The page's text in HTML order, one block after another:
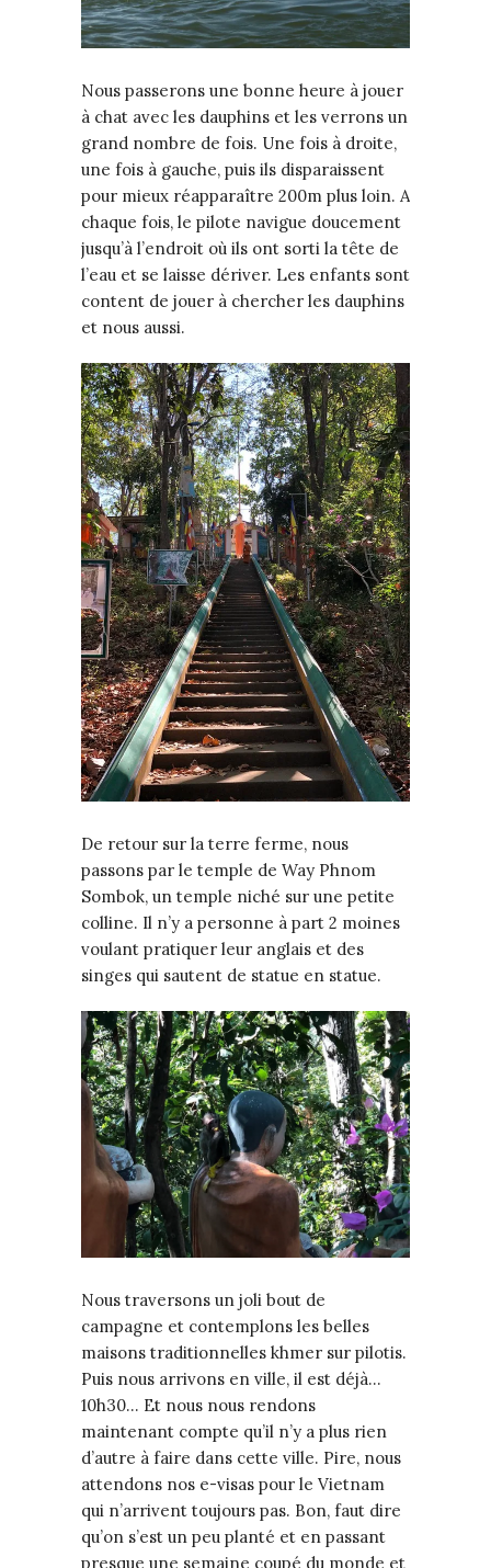
Nous passerons une bonne heure à jouer
à chat avec les dauphins et les verrons un
grand nombre de fois. Une fois à droite,
une fois à gauche, puis ils disparaissent
pour mieux réapparaître 200m plus loin. A
chaque fois, le pilote navigue doucement
jusqu’à l’endroit où ils ont sorti la tête de
l’eau et se laisse dériver. Les enfants sont
content de jouer à chercher les dauphins
et nous aussi.
De retour sur la terre ferme, nous
passons par le temple de Way Phnom
Sombok, un temple niché sur une petite
colline. Il n’y a personne à part 2 moines
voulant pratiquer leur anglais et des
singes qui sautent de statue en statue.
Nous traversons un joli bout de
campagne et contemplons les belles
maisons traditionnelles khmer sur pilotis.
Puis nous arrivons en ville, il est déjà…
10h30… Et nous nous rendons
maintenant compte qu’il n’y a plus rien
d’autre à faire dans cette ville. Pire, nous
attendons nos e-visas pour le Vietnam
qui n’arrivent toujours pas. Bon, faut dire
qu’on s’est un peu planté et en passant
presque une semaine coupé du monde et